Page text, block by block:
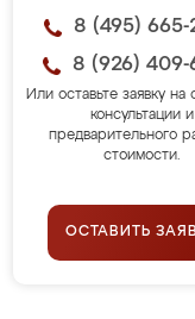
8 (495) 665-
8 (926) 409-
Или оставьте заявку на
консультации и
предварительного
стоимости.
ОСТАВИТЬ